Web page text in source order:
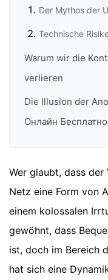
Der Mythos der
Technische
Warum wir die
verlieren
Die Illusion der
Онлайн
Wer glaubt, dass
Netz eine Form von
einem kolossalen
gewöhnt, dass
ist, doch im Bereich
hat sich eine